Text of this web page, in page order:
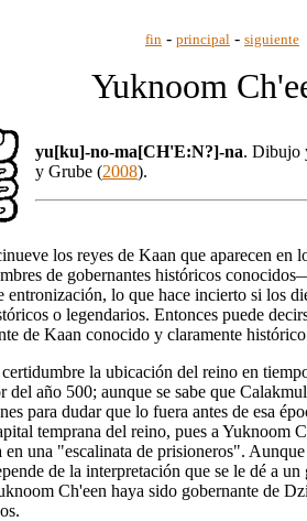
fin - principal - siguiente
Yuknoom
yu[ku]-no-ma[CH'E:N?]-na. Dibujo
y Grube (2008).
los reyes de Kaan que aparecen en
de gobernantes históricos
entronización, lo que hace incierto si los
o legendarios. Entonces puede
de Kaan conocido y claramente
certidumbre la ubicación del reino en
del año 500; aunque se sabe que
para dudar que lo fuera antes de esa
temprana del reino, pues a Yuknoom
en una "escalinata de prisioneros".
de la interpretación que se le dé a
Ch'een haya sido gobernante de